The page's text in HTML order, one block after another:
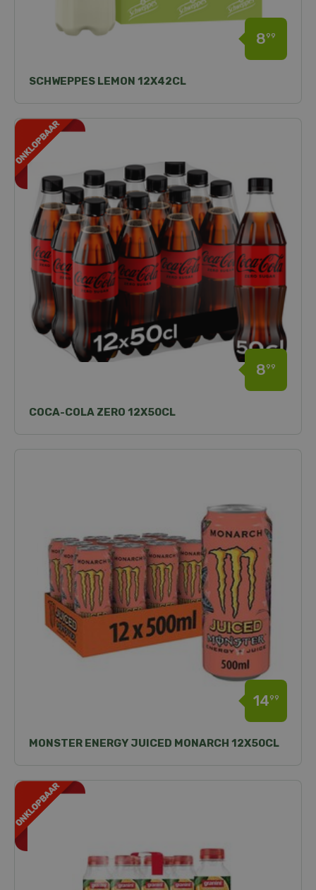
SCHWEPPES LEMON 12X42CL
899
COCA-COLA ZERO 12X50CL
899
MONSTER ENERGY JUICED MONARCH 12X50CL
1499